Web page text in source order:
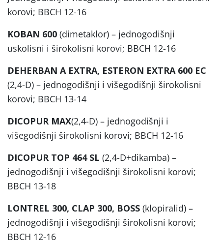
korovi; BBCH 12-16
KOBAN 600 (dimetaklor) – jednogodišnji
uskolisni i širokolisni korovi; BBCH 12-16
DEHERBAN A EXTRA, ESTERON EXTRA 600 EC
(2,4-D) – jednogodišnji i višegodišnji širokolisni
korovi; BBCH 13-14
DICOPUR MAX(2,4-D) – jednogodišnji i
višegodišnji širokolisni korovi; BBCH 12-16
DICOPUR TOP 464 SL (2,4-D+dikamba) –
jednogodišnji i višegodišnji širokolisni korovi;
BBCH 13-18
LONTREL 300, CLAP 300, BOSS (klopiralid) –
jednogodišnji i višegodišnji širokolisni korovi;
BBCH 12-16